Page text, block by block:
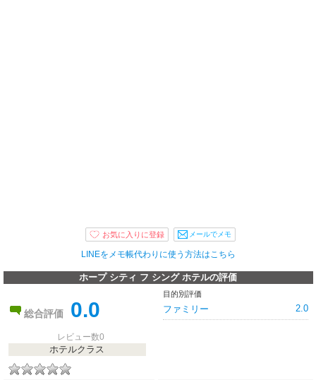
メールでメモ
LINEをメモ帳代わりに使う方法はこちら
ホープ シティ フ シング ホテルの評価
総合評価 0.0
レビュー数0
ホテルクラス
目的別評価
ファミリー 2.0